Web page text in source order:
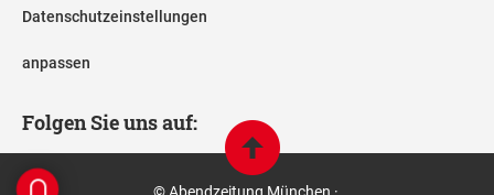
Datenschutzeinstellungen
anpassen
Folgen Sie uns auf: